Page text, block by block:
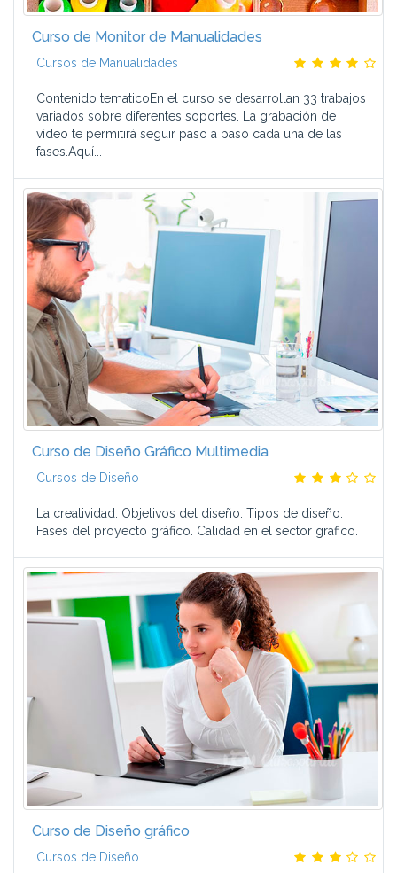
Curso de Monitor de Manualidades
Cursos de Manualidades
Contenido tematicoEn el curso se desarrollan 33 trabajos
variados sobre diferentes soportes. La grabación de
vídeo te permitirá seguir paso a paso cada una de las
fases.Aquí...
Curso de Diseño Gráfico Multimedia
Cursos de Diseño
La creatividad. Objetivos del diseño. Tipos de diseño.
Fases del proyecto gráfico. Calidad en el sector gráfico.
Curso de Diseño gráfico
Cursos de Diseño